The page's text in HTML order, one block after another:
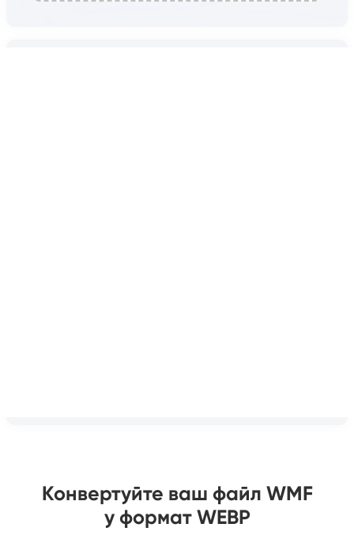
Конвертуйте ваш файл WMF
у формат WEBP